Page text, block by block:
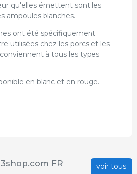
qu'elles émettent sont les
ampoules blanches.
ont été spécifiquement
utilisées chez les porcs et les
à tous les types
en blanc et en rouge.
voir tous
FR